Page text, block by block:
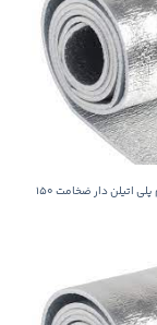
فویل آلومینیوم پلی اتیلن دار ضخامت 150